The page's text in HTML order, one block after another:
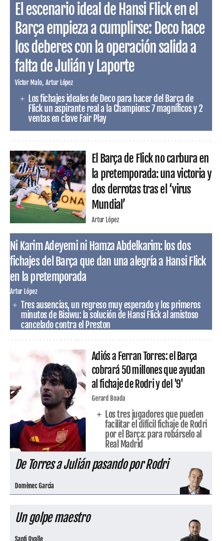
El escenario ideal de Hansi Flick en el
Barça empieza a cumplirse: Deco hace
los deberes con la operación salida a
falta de Julián y Laporte
Víctor Malo Artur López
Los fichajes ideales de Deco para hacer del Barça de
Flick un aspirante real a la Champions: 7 magníficos y 2
ventas en clave Fair Play
El Barça de Flick no carbura en
la pretemporada: una victoria y
dos derrotas tras el ‘virus
Mundial’
Artur López
Ni Karim Adeyemi ni Hamza Abdelkarim: los dos
fichajes del Barça que dan una alegría a Hansi Flick
en la pretemporada
Artur López
Tres ausencias, un regreso muy esperado y los primeros
minutos de Bisiwu: la solución de Hansi Flick al amistoso
cancelado contra el Preston
Adiós a Ferran Torres: el Barça
cobrará 50 millones que ayudan
al fichaje de Rodri y del '9'
Gerard Boada
Los tres jugadores que pueden
facilitar el difícil fichaje de Rodri
por el Barça: para robárselo al
Real Madrid
De Torres a Julián pasando por Rodri
Domènec Garcia
Un golpe maestro
Santi Ovalle